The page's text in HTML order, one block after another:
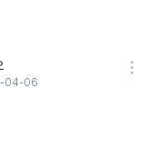
04-06